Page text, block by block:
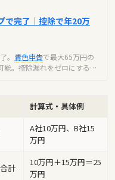
で完了｜控除で年20万
。 青色申告で最大65万円の
。控除漏れをゼロにするチ
計算式・具体例
A社10万円、B社15
万円
計
10万円＋15万円＝25
万円